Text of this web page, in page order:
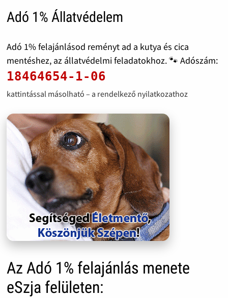
Adó 1% Állatvédelem
Adó 1% felajánlásod reményt ad a kutya és cica
mentéshez, az állatvédelmi feladatokhoz. 🐾 Adószám:
18464654-1-06
kattintással másolható – a rendelkező nyilatkozathoz
Az Adó 1% felajánlás menete
eSzja felületen: